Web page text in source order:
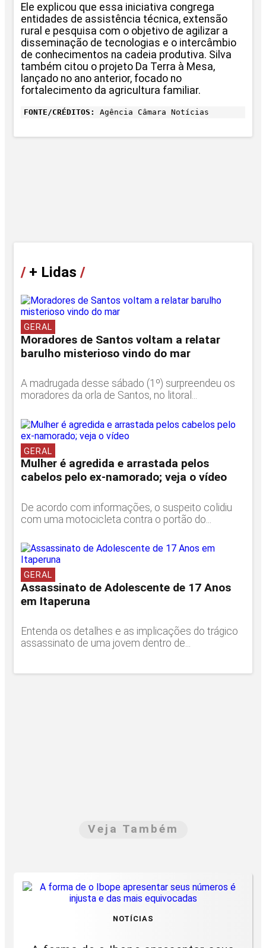
Ele explicou que essa iniciativa congrega
entidades de assistência técnica, extensão
rural e pesquisa com o objetivo de agilizar a
disseminação de tecnologias e o intercâmbio
de conhecimentos na cadeia produtiva. Silva
também citou o projeto Da Terra à Mesa,
lançado no ano anterior, focado no
fortalecimento da agricultura familiar.
FONTE/CRÉDITOS: Agência Câmara Notícias
/+ Lidas /
GERAL
Moradores de Santos voltam a relatar
barulho misterioso vindo do mar
A madrugada desse sábado (1º) surpreendeu os
moradores da orla de Santos, no litoral...
GERAL
Mulher é agredida e arrastada pelos
cabelos pelo ex-namorado; veja o vídeo
De acordo com informações, o suspeito colidiu
com uma motocicleta contra o portão do...
GERAL
Assassinato de Adolescente de 17 Anos
em Itaperuna
Entenda os detalhes e as implicações do trágico
assassinato de uma jovem dentro de...
Veja Também
NOTÍCIAS